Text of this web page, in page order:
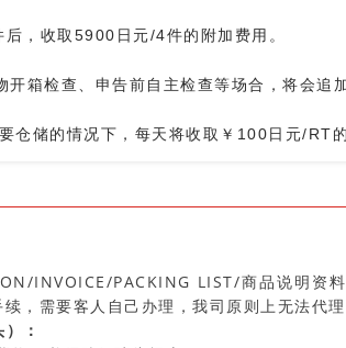
，收取5900日元/4件的附加费用。
开箱检查、申告前自主检查等场合，将会追
仓储的情况下，每天将收取￥100日元/RT的
INVOICE/PACKING LIST/商品说明资
，需要客人自己办理，我司原则上无法代理
：